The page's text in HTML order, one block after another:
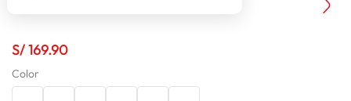
6
7
S/169.90
Color